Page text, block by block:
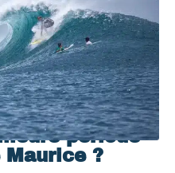
période
Maurice ?